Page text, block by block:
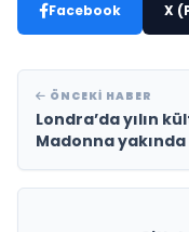
Facebook X
ÖNCEKI HABER
Londra’da yılın
Madonna